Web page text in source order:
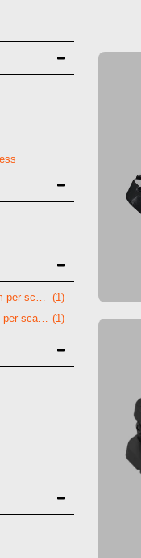
SM: 100 mm x 105 mm per scarpa GR 36 - 44 (1)
ML: 110 mm x 115 mm per scarpa GR 43 - 48 (1)